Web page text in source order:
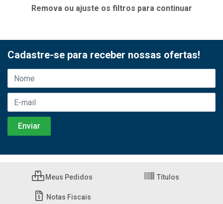
Remova ou ajuste os filtros para continuar
Cadastre-se para receber nossas ofertas!
Meus Pedidos Títulos
Notas Fiscais